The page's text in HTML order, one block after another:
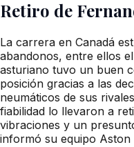
Retiro de
La carrera en Canadá
abandonos, entre ellos
asturiano tuvo un buen
posición gracias a las
neumáticos de sus
fiabilidad lo llevaron a
vibraciones y un
informó su equipo Aston